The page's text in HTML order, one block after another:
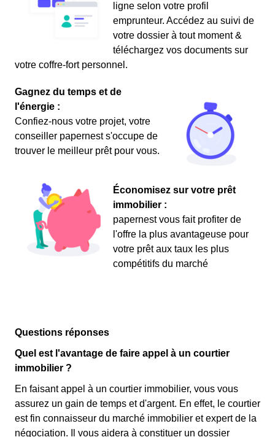
ligne selon votre profil
emprunteur. Accédez au suivi de
votre dossier à tout moment &
téléchargez vos documents sur
votre coffre-fort personnel.
Gagnez du temps et de
l'énergie :
Confiez-nous votre projet, votre
conseiller papernest s'occupe de
trouver le meilleur prêt pour vous.
Économisez sur votre prêt
immobilier :
papernest vous fait profiter de
l'offre la plus avantageuse pour
votre prêt aux taux les plus
compétitifs du marché
Questions réponses
Quel est l'avantage de faire appel à un courtier
immobilier ?
En faisant appel à un courtier immobilier, vous vous
assurez un gain de temps et d'argent. En effet, le courtier
est fin connaisseur du marché immobilier et expert de la
négociation. Il vous aidera à constituer un dossier